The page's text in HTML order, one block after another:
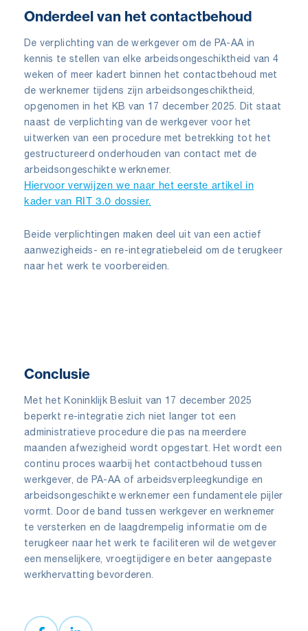
Onderdeel van het contactbehoud
De verplichting van de werkgever om de PA-AA in
kennis te stellen van elke arbeidsongeschiktheid van 4
weken of meer kadert binnen het contactbehoud met
de werknemer tijdens zijn arbeidsongeschiktheid,
opgenomen in het KB van 17 december 2025. Dit staat
naast de verplichting van de werkgever voor het
uitwerken van een procedure met betrekking tot het
gestructureerd onderhouden van contact met de
arbeidsongeschikte werknemer.
Hiervoor verwijzen we naar het eerste artikel in
kader van RIT 3.0 dossier.
Beide verplichtingen maken deel uit van een actief
aanwezigheids- en re-integratiebeleid om de terugkeer
naar het werk te voorbereiden.
Conclusie
Met het Koninklijk Besluit van 17 december 2025
beperkt re-integratie zich niet langer tot een
administratieve procedure die pas na meerdere
maanden afwezigheid wordt opgestart. Het wordt een
continu proces waarbij het contactbehoud tussen
werkgever, de PA-AA of arbeidsverpleegkundige en
arbeidsongeschikte werknemer een fundamentele pijler
vormt. Door de band tussen werkgever en werknemer
te versterken en de laagdrempelig informatie om de
terugkeer naar het werk te faciliteren wil de wetgever
een menselijkere, vroegtijdigere en beter aangepaste
werkhervatting bevorderen.